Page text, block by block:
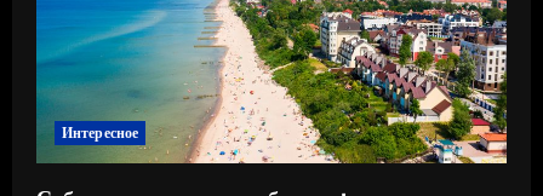
Интересное